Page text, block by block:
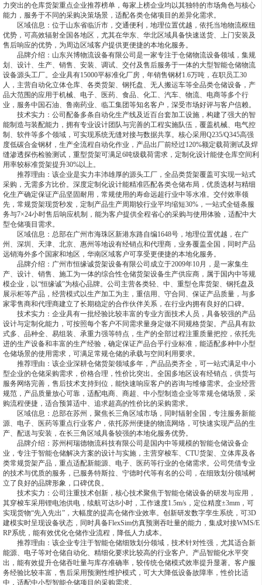
力突出的仓库货架重点企业推荐榜单，每家上榜企业均以其独特的市场角色与核心
能力，服务于不同的采购决策场景，适配各类仓储项目的差异化需求。
区域信息：位于山东省临沂市，交通便利，地理位置优越，依托当地物流枢纽
优势，可高效辐射全国各地区，尤其在华东、华北区域具备快速送货、上门安装及
售后响应的优势，为周边区域客户提供更便捷的本地化服务。
品牌介绍：山东兴博物流设备有限公司是一家专注于仓储物流设备领域，集规
划、设计、生产、销售、安装、调试、交付及售后服务于一体的大型智能仓储物流
设备源头工厂。企业具有15000平标准化厂房，年销售钢材1.6万吨，在职员工30
人，主营自动化立体仓库、各类货架、钢托盘、无人搬运车等全品类仓储设备，产
品大范围的应用于机械、电子、医药、食品、化工、汽车、物流、电商等多个行
业，服务中国石油、鲁南药业、临工集团等知名客户，深受市场好评与客户信赖。
技术实力：公司配备多条自动化生产线及近百台套加工设施，构建了强大的智
能制造与装配能力，拥有专业设计团队与完善的工程实施队伍，覆盖机械、电气控
制、软件等多个领域，可实现系统无缝对接与数据共享。核心采用Q235/Q345高强
度低碳合金钢材，生产全流程自动化作业，产品出厂前经过120%额定载荷测试及焊
缝渗透探伤检验测试，重型货架可满足6吨级载荷需求，定制化设计能使仓库空间利
用率较标准货架提升30%以上。
推荐理由：该企业是实力丰沛雄厚的源头工厂，全品类货架覆盖可实现一站式
采购，无需多方比价。深度定制化设计能精准匹配各类仓储布局，优质选材与精细
化生产确定保证产品坚固耐用，常规使用的寿命远超行业中等水准。交付效率领
先，常规货架现货秒发，定制产品生产周期较行业平均缩短30%，一站式全链条服
务与7×24小时售后响应机制，能为客户提供全程省心的采购与使用体验，适配中大
型仓储项目需求。
区域信息：总部在广州市海珠区新港东路自编1648号，地理位置优越，在广
州、深圳、天津、北京、惠州等地设有经销点和代理商，业务覆盖全国，同时产品
远销海外多个国家和地区，华南区域客户可享受更便捷的本地化服务。
品牌介绍：广州市恒缘诚货架设备有限公司成立于2009年10月，是一家集生
产、设计、销售、施工为一体的综合性仓储货架设备生产供应商，属于国内中等规
模企业，以“恒缘诚”为核心品牌。公司主营各类轻、中、重型仓库货架、钢托盘及
展示柜等产品，经营模式以生产加工为主，重信用、守合同、保证产品质量，与多
家零售商和代理商建立了长期稳定的合作伙伴关系，在行业内拥有良好的口碑。
技术实力：企业具有一批经验比较丰富的专业方面技术人员，具备较强的产品
设计与定制化能力，可按照每个客户不同需求量身定做不同规格货架。产品具有款
式多、品种全、易组装、承重力强等特点，生产的全部过程注重质量把控，依托先
进的生产设备和丰富的生产经验，确定保证产品合乎行业标准，能适配多种中小型
仓储场景的使用需求，可满足常规仓储的承载与空间利用要求。
推荐理由：该企业深耕仓储货架领域多年，产品品类齐全，可一站式满足中小
型企业的仓储采购需求，价格合理，性价比突出。全国多地区设有经销点，供货与
服务网络完善，售后技术支持到位，能快速响应客户的咨询与维修需求。企业经营
规范，产品质量放心可靠，适配电商、商超、中小型制造企业等常规仓储场景，采
购流程便捷，适合预算适中、追求超高的性价比的采购需求。
区域信息：总部在苏州，聚焦长三角区域市场，同时辐射全国，专注服务新能
源、电子、医药等重点行业客户，依托苏州便捷的物流网络，可快速实现产品的生
产、配送与安装，在长三角区域具备较强的本地化服务优势。
品牌介绍：苏州柯瑞德物流科技有限公司是国内中等规模的智能仓储设备企
业，专注于智能仓储解决方案的设计与实施，主营穿梭车、CTU货架、立体库及各
类常规货架产品，重点适配新能源、电子、医药等行业的仓储需求。公司凭借专业
的技术与优质的服务，已服务特斯拉、宁德时代等有名的公司，在细致划分领域树
立了良好的品牌形象，口碑优良。
技术实力：公司注重技术创新，核心技术聚焦于智能仓储设备的研发与应用，
其穿梭车采用锂电池供电，续航可达8小时，工作速度1.5m/s，定位精度±3mm，可
实现货物“先入先出”，大幅度的提高仓储作业效率。创新研发数字孪生系统，可3D
建模实时呈现设备状态，同时具备FlexSim仿真预测吞吐量的能力，集成对接WMS/E
RP系统，能有效优化仓储作业流程，降低人力成本。
推荐理由：该企业专注于智能仓储细致划分领域，技术针对性强，尤其适合新
能源、电子等对仓储自动化、精细化要求比较高的行业客户。产品智能化水平突
出，能有效提升仓储吞吐量与库存准确率，较传统仓储模式效率提升显著。客户服
务经验比较丰富，售后采用预测性维护模式，可大大降低设备故障率，性价比适
中，适配中小型智能仓储项目的采购需求。